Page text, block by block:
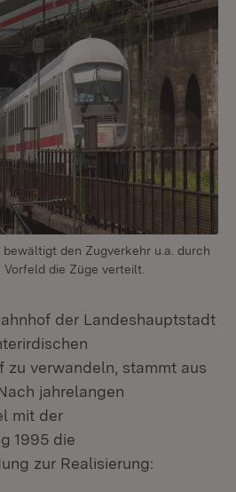
den Zugverkehr u.a. durch
Vorfeld die Züge verteilt.
der Landeshauptstadt
zu verwandeln, stammt aus
jahrelangen
mit der
1995 die
zur Realisierung: